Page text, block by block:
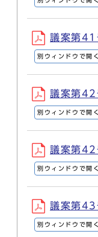
議案第
別ウィンドウで開く
議案第
別ウィンドウで開く
議案第
別ウィンドウで開く
議案第
別ウィンドウで開く